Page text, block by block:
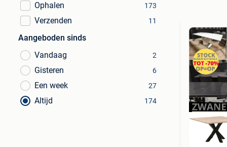
Ophalen
173
Verzenden 11
Aangeboden sinds
Vandaag
2
Gisteren 6
Een week 27
Altijd 174